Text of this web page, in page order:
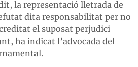
la representació lletrada de
dita responsabilitat per no
el suposat perjudici
ha indicat l’advocada del